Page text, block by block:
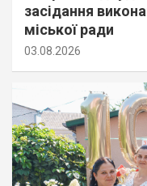
засідання
міської ради
03.08.2026